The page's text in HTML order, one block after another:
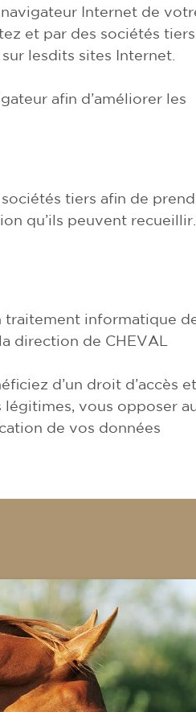
Internet de
et par des sociétés
lesdits sites Internet.
afin d’améliorer les
tiers afin de
qu’ils peuvent
traitement informatique
direction de CHEVAL
d’un droit d’accès
vous opposer
de vos données